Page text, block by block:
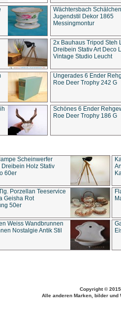
Wächtersbach Schälchen
Jugendstil Dekor 1865
Messingmontur
2x Bauhaus Tripod Steh
Dreibein Stativ Art Deco
Vintage Studio Leucht
Ungerades 6 Ender
Roe Deer Trophy 242 G
Schönes 6 Ender
Roe Deer Trophy 186 G
Scheinwerfer
Holz Stativ
60er
Porzellan Teeservice
Geisha Rot
50er
Weiss Wandbrunnen
Nostalgie Antik Stil
Copyright ©
Alle anderen Marken, bilder und